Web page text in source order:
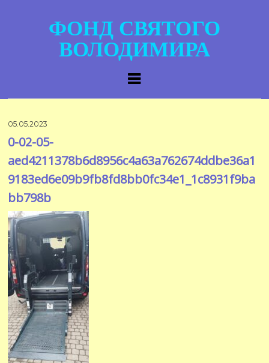
ФОНД СВЯТОГО
ВОЛОДИМИРА
05.05.2023
0-02-05-
aed4211378b6d8956c4a63a762674ddbe36a1
9183ed6e09b9fb8fd8bb0fc34e1_1c8931f9ba
bb798b